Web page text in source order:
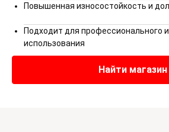
Повышенная износостойкость и
Подходит для профессионального
использования
Найти магазин